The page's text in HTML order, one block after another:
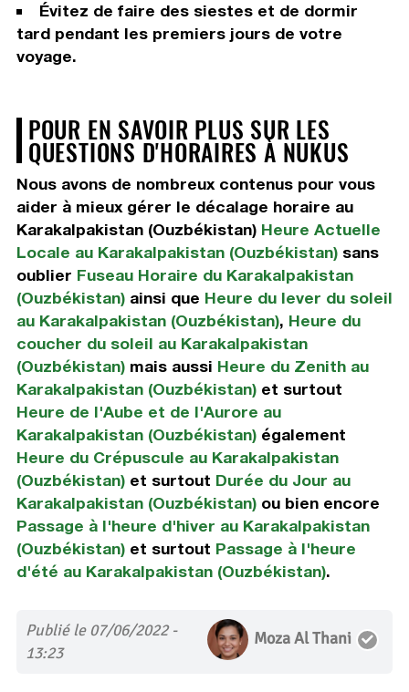
Évitez de faire des siestes et de dormir
tard pendant les premiers jours de votre
voyage.
POUR EN SAVOIR PLUS SUR LES
QUESTIONS D'HORAIRES À NUKUS
Nous avons de nombreux contenus pour vous
aider à mieux gérer le décalage horaire au
Karakalpakistan (Ouzbékistan) Heure Actuelle
Locale au Karakalpakistan (Ouzbékistan)sans
oublier Fuseau Horaire du Karakalpakistan
(Ouzbékistan)ainsi que Heure du lever du soleil
au Karakalpakistan (Ouzbékistan), Heure du
coucher du soleil au Karakalpakistan
(Ouzbékistan)mais aussi Heure du Zenith au
Karakalpakistan (Ouzbékistan)et surtout
Heure de l'Aube et de l'Aurore au
Karakalpakistan (Ouzbékistan)également
Heure du Crépuscule au Karakalpakistan
(Ouzbékistan)et surtout Durée du Jour au
Karakalpakistan (Ouzbékistan)ou bien encore
Passage à l'heure d'hiver au Karakalpakistan
(Ouzbékistan)et surtout Passage à l'heure
d'été au Karakalpakistan (Ouzbékistan).
Publié le 07/06/2022 -
13:23
Moza Al Thani